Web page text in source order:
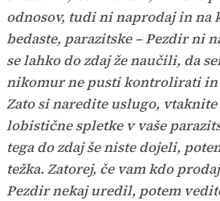
odnosov, tudi ni naprodaj in na
bedaste, parazitske – Pezdir ni
se lahko do zdaj že naučili, da
nikomur ne pusti kontrolirati
Zato si naredite uslugo,
lobistične spletke v vaše
tega do zdaj še niste dojeli,
težka. Zatorej, če vam kdo
Pezdir nekaj uredil, potem